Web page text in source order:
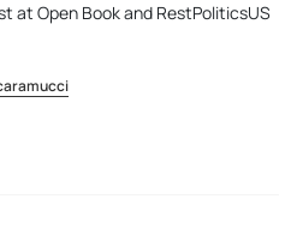
at Open Book and RestPoliticsUS